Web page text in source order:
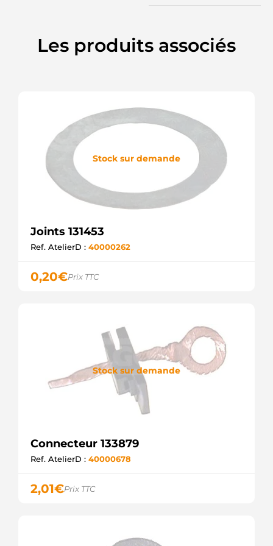
Les produits associés
Stock sur demande
Joints 131453
Ref. AtelierD : 40000262
0,20€Prix TTC
Stock sur demande
Connecteur 133879
Ref. AtelierD : 40000678
2,01€Prix TTC